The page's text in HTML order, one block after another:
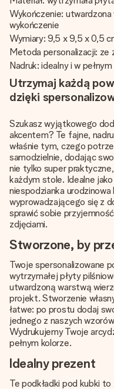
Wykończenie:
wykończenie
Wymiary: 9,5 x 9,5 x 0,5
Metoda personalizacji: ze
Nadruk: idealny i w
Utrzymaj każdą
dzięki
Szukasz wyjątkowego
akcentem? Te fajne,
właśnie tym, czego
samodzielnie, dodając
nie tylko super
każdym stole. Idealne
niespodzianka
wyprowadzającego się z
sprawić sobie
zdjęciami.
Stworzone, by
Twoje spersonalizowane
wytrzymałej płyty
utwardzoną warstwą
projekt. Stworzenie
łatwe: po prostu dodaj
jednego z naszych
Wydrukujemy Twoje
pełnym kolorze.
Idealny prezent
Te podkładki pod kubki